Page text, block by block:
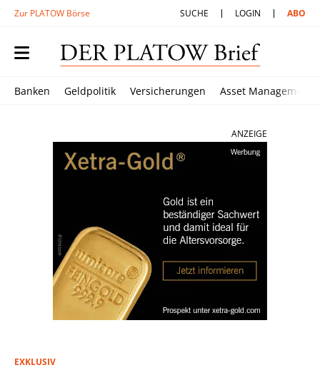
Zur PLATOW Börse SUCHE LOGIN ABO
Banken Geldpolitik Versicherungen Asset Management
ANZEIGE
EXKLUSIV